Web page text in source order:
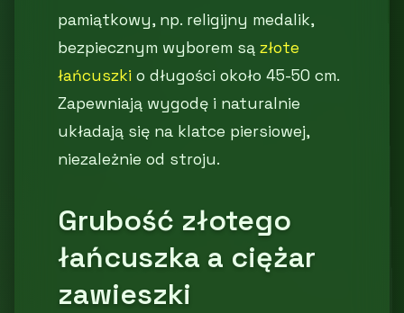
pamiątkowy, np. religijny medalik,
bezpiecznym wyborem są złote
łańcuszki o długości około 45-50 cm.
Zapewniają wygodę i naturalnie
układają się na klatce piersiowej,
niezależnie od stroju.
Grubość złotego
łańcuszka a ciężar
zawieszki